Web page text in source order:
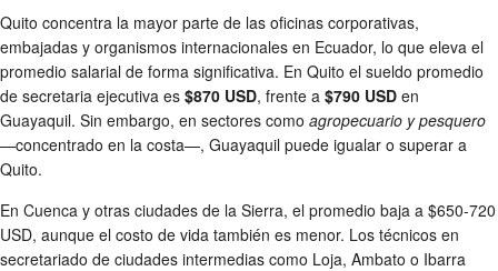
Quito concentra la mayor parte de las oficinas corporativas,
embajadas y organismos internacionales en Ecuador, lo que eleva el
promedio salarial de forma significativa. En Quito el sueldo promedio
de secretaria ejecutiva es $870 USD, frente a $790 USD en
Guayaquil. Sin embargo, en sectores como agropecuario y pesquero
—concentrado en la costa—, Guayaquil puede igualar o superar a
Quito.
En Cuenca y otras ciudades de la Sierra, el promedio baja a $650-720
USD, aunque el costo de vida también es menor. Los técnicos en
secretariado de ciudades intermedias como Loja, Ambato o Ibarra